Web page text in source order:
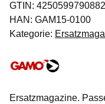
GTIN: 4250599790882
HAN: GAM15-0100
Kategorie:
Ersatzmagazine.